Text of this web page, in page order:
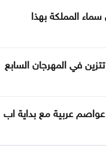
المملكة بهذا
في المهرجان السابع
عربية مع بداية اب